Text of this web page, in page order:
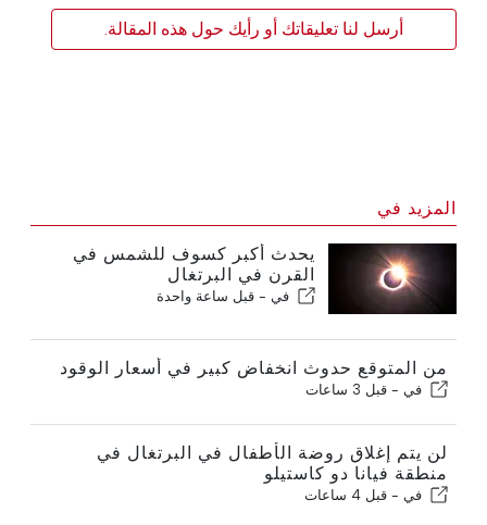
أرسل لنا تعليقاتك أو رأيك حول هذه المقالة.
المزيد في
يحدث أكبر كسوف للشمس في
القرن في البرتغال
في - قبل ساعة واحدة
من المتوقع حدوث انخفاض كبير في أسعار الوقود
في - قبل 3 ساعات
لن يتم إغلاق روضة الأطفال في البرتغال في
منطقة فيانا دو كاستيلو
في - قبل 4 ساعات